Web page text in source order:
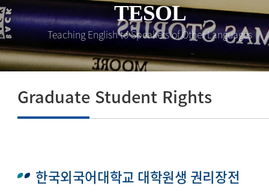
TESOL
Teaching English to Speakers of Other Languages
Graduate Student Rights
한국외국어대학교 대학원생 권리장전